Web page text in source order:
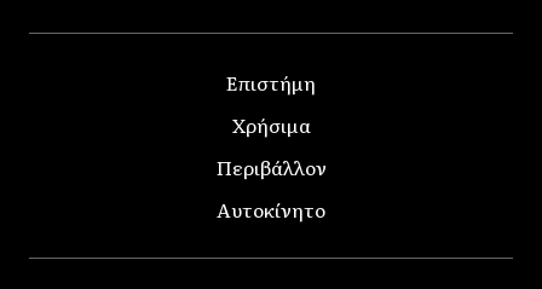
Επιστήμη
Χρήσιμα
Περιβάλλον
Αυτοκίνητο